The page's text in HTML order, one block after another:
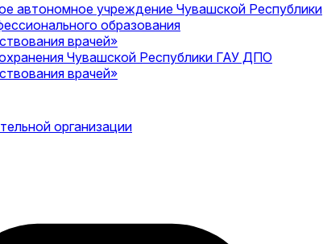
автономное учреждение Чувашской Республики
образования
врачей»
Чувашской Республики ГАУ ДПО
врачей»
организации